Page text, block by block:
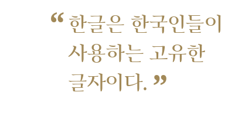
“ 한글은 한국인들이
사용하는 고유한
글자이다. ”